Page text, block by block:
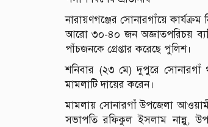
নারায়ণগঞ্জের সোনারগাঁয়ে
আরো ৩০-৪০ জন অজ্ঞাতপরিচয়
পাঁচজনকে গ্রেপ্তার করেছে পুলিশ।
শনিবার (২৩ মে) দুপুরে সোনারগাঁ
মামলাটি দায়ের করেন।
মামলায় সোনারগাঁ উপজেলা
সভাপতি রফিকুল ইসলাম নান্নু,